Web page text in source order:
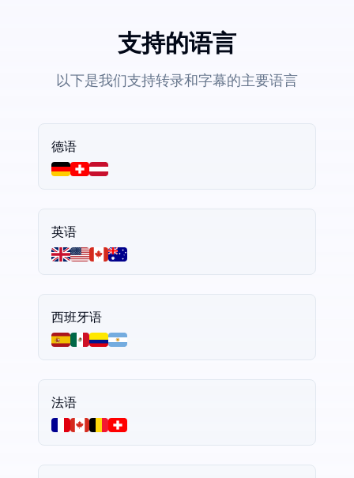
支持的语言
以下是我们支持转录和字幕的主要语言
德语
英语
西班牙语
法语